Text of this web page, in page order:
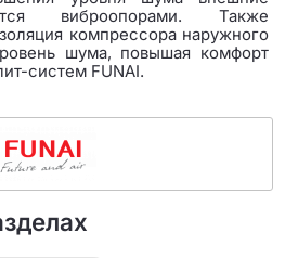
виброопорами. Также
компрессора наружного
шума, повышая комфорт
систем FUNAI.